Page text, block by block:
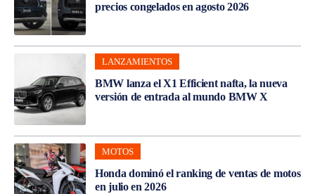
precios congelados en agosto 2026
LANZAMIENTOS
BMW lanza el X1 Efficient nafta, la nueva
versión de entrada al mundo BMW X
MOTOS
Honda dominó el ranking de ventas de motos
en julio en 2026